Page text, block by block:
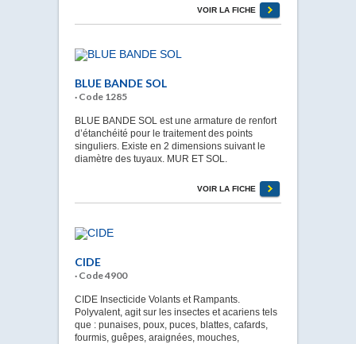
VOIR LA FICHE
BLUE BANDE SOL
· Code 1285
BLUE BANDE SOL est une armature de renfort
d’étanchéité pour le traitement des points
singuliers. Existe en 2 dimensions suivant le
diamètre des tuyaux. MUR ET SOL.
VOIR LA FICHE
CIDE
· Code 4900
CIDE Insecticide Volants et Rampants.
Polyvalent, agit sur les insectes et acariens tels
que : punaises, poux, puces, blattes, cafards,
fourmis, guêpes, araignées, mouches,